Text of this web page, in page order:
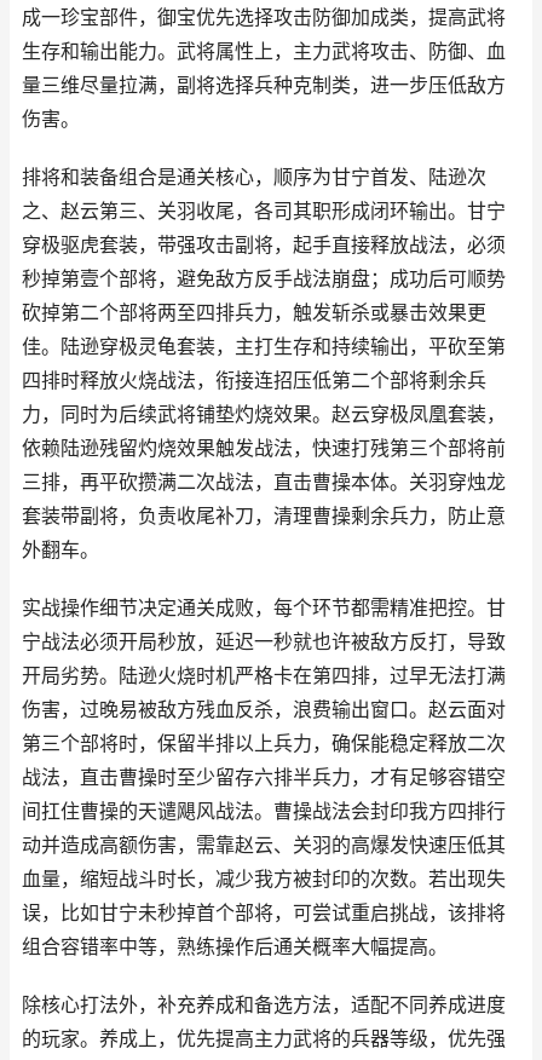
成一珍宝部件，御宝优先选择攻击防御加成类，提高武将
生存和输出能力。武将属性上，主力武将攻击、防御、血
量三维尽量拉满，副将选择兵种克制类，进一步压低敌方
伤害。
排将和装备组合是通关核心，顺序为甘宁首发、陆逊次
之、赵云第三、关羽收尾，各司其职形成闭环输出。甘宁
穿极驱虎套装，带强攻击副将，起手直接释放战法，必须
秒掉第壹个部将，避免敌方反手战法崩盘；成功后可顺势
砍掉第二个部将两至四排兵力，触发斩杀或暴击效果更
佳。陆逊穿极灵龟套装，主打生存和持续输出，平砍至第
四排时释放火烧战法，衔接连招压低第二个部将剩余兵
力，同时为后续武将铺垫灼烧效果。赵云穿极凤凰套装，
依赖陆逊残留灼烧效果触发战法，快速打残第三个部将前
三排，再平砍攒满二次战法，直击曹操本体。关羽穿烛龙
套装带副将，负责收尾补刀，清理曹操剩余兵力，防止意
外翻车。
实战操作细节决定通关成败，每个环节都需精准把控。甘
宁战法必须开局秒放，延迟一秒就也许被敌方反打，导致
开局劣势。陆逊火烧时机严格卡在第四排，过早无法打满
伤害，过晚易被敌方残血反杀，浪费输出窗口。赵云面对
第三个部将时，保留半排以上兵力，确保能稳定释放二次
战法，直击曹操时至少留存六排半兵力，才有足够容错空
间扛住曹操的天谴飓风战法。曹操战法会封印我方四排行
动并造成高额伤害，需靠赵云、关羽的高爆发快速压低其
血量，缩短战斗时长，减少我方被封印的次数。若出现失
误，比如甘宁未秒掉首个部将，可尝试重启挑战，该排将
组合容错率中等，熟练操作后通关概率大幅提高。
除核心打法外，补充养成和备选方法，适配不同养成进度
的玩家。养成上，优先提高主力武将的兵器等级，优先强